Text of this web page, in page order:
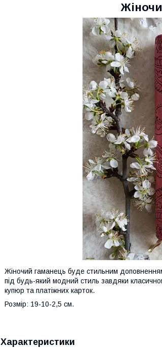
Жіночий гаманець буде стильним
під будь-який модний стиль завдяки
купюр та платіжних карток.
Розмір: 19-10-2,5 см.
Характеристики